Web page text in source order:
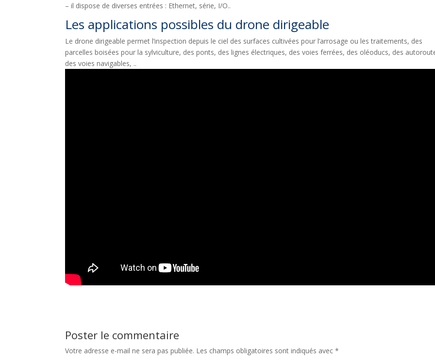
– il dispose de diverses entrées : Ethernet, série, I/O..
Les applications possibles du drone dirigeable
Le drone dirigeable permet l’inspection depuis le ciel des surfaces cultivées pour l’arrosage ou les traitements, des
parcelles boisées pour la sylviculture, des ponts, des lignes électriques, des voies ferrées, des oléoducs, des
des voies navigables, ..
Poster le commentaire
Votre adresse e-mail ne sera pas publiée. Les champs obligatoires sont indiqués avec*